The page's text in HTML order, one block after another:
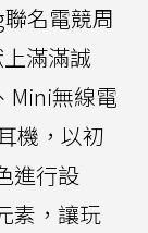
名電競周
滿滿誠
Mini無線電
機，以初
進行設
素，讓玩